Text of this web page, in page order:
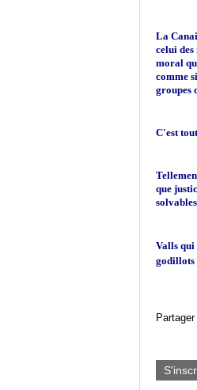
La
celui
moral
comme
groupes
C'est
que
Valls qui
godillots